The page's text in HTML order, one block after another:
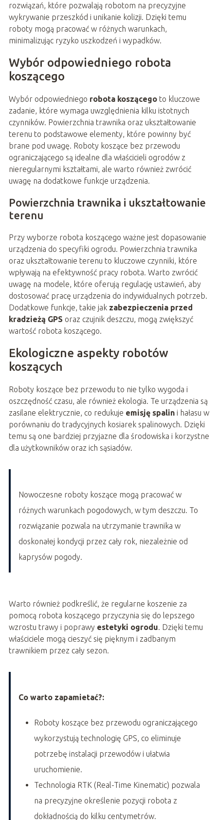
rozwiązań, które pozwalają robotom na precyzyjne
wykrywanie przeszkód i unikanie kolizji. Dzięki temu
roboty mogą pracować w różnych warunkach,
minimalizując ryzyko uszkodzeń i wypadków.
Wybór odpowiedniego robota
koszącego
Wybór odpowiedniego robota koszącegoto kluczowe
zadanie, które wymaga uwzględnienia kilku istotnych
czynników. Powierzchnia trawnika oraz ukształtowanie
terenu to podstawowe elementy, które powinny być
brane pod uwagę. Roboty koszące bez przewodu
ograniczającego są idealne dla właścicieli ogrodów z
nieregularnymi kształtami, ale warto również zwrócić
uwagę na dodatkowe funkcje urządzenia.
Powierzchnia trawnika i ukształtowanie
terenu
Przy wyborze robota koszącego ważne jest dopasowanie
urządzenia do specyfiki ogrodu. Powierzchnia trawnika
oraz ukształtowanie terenu to kluczowe czynniki, które
wpływają na efektywność pracy robota. Warto zwrócić
uwagę na modele, które oferują regulację ustawień, aby
dostosować pracę urządzenia do indywidualnych potrzeb.
Dodatkowe funkcje, takie jak zabezpieczenia przed
kradzieżą GPS oraz czujnik deszczu, mogą zwiększyć
wartość robota koszącego.
Ekologiczne aspekty robotów
koszących
Roboty koszące bez przewodu to nie tylko wygoda i
oszczędność czasu, ale również ekologia. Te urządzenia są
zasilane elektrycznie, co redukuje emisję spalini hałasu w
porównaniu do tradycyjnych kosiarek spalinowych. Dzięki
temu są one bardziej przyjazne dla środowiska i korzystne
dla użytkowników oraz ich sąsiadów.
Nowoczesne roboty koszące mogą pracować w
różnych warunkach pogodowych, w tym deszczu. To
rozwiązanie pozwala na utrzymanie trawnika w
doskonałej kondycji przez cały rok, niezależnie od
kaprysów pogody.
Warto również podkreślić, że regularne koszenie za
pomocą robota koszącego przyczynia się do lepszego
wzrostu trawy i poprawy estetyki ogrodu . Dzięki temu
właściciele mogą cieszyć się pięknym i zadbanym
trawnikiem przez cały sezon.
Co warto zapamietać?:
Roboty koszące bez przewodu ograniczającego
wykorzystują technologię GPS, co eliminuje
potrzebę instalacji przewodów i ułatwia
uruchomienie.
Technologia RTK (Real-Time Kinematic) pozwala
na precyzyjne określenie pozycji robota z
dokładnością do kilku centymetrów.